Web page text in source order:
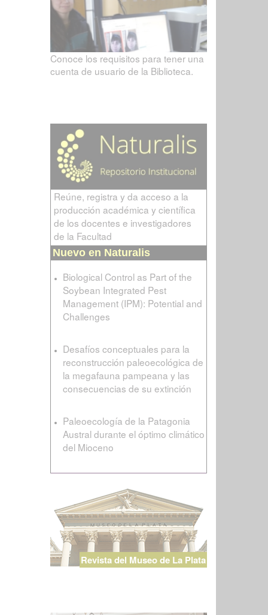
Conoce los requisitos para tener una
cuenta de usuario de la Biblioteca.
Reúne, registra y da acceso a la
producción académica y científica
de los docentes e investigadores
de la Facultad
Nuevo en Naturalis
Biological Control as Part of the
Soybean Integrated Pest
Management (IPM): Potential and
Challenges
Desafíos conceptuales para la
reconstrucción paleoecológica de
la megafauna pampeana y las
consecuencias de su extinción
Paleoecología de la Patagonia
Austral durante el óptimo climático
del Mioceno
Revista del Museo de La Plata